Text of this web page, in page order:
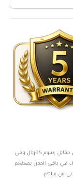
ضع علامة لطلب تركيب هذا المنتج، التركيب متاح بمدينة الرياض مقابل رسوم 95ريال وفي
الأعزاء في باقي المدن يمكنكم
من قبلكم